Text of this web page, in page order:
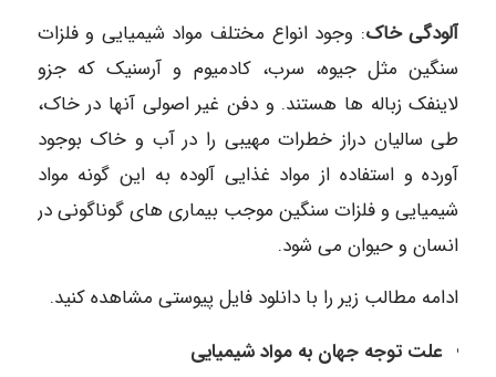
آلودگی خاک: وجود انواع مختلف مواد شیمیایی و فلزات
سنگین مثل جیوه، سرب، کادمیوم و آرسنیک که جزو
لاینفک زباله ها هستند. و دفن غیر اصولی آنها در خاک،
طی سالیان دراز خطرات مهیبی را در آب و خاک بوجود
آورده و استفاده از مواد غذایی آلوده به این گونه مواد
شیمیایی و فلزات سنگین موجب بیماری های گوناگونی در
انسان و حیوان می شود.
ادامه مطالب زیر را با دانلود فایل پیوستی مشاهده کنید.
علت توجه جهان به مواد شیمیایی